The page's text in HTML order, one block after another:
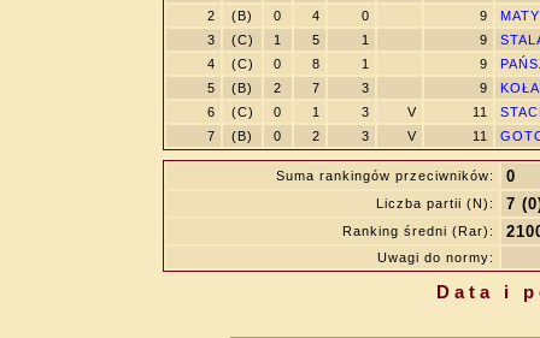
2
(B) 0 4 0 9
3
(C) 1 5 1 9
4
(C) 0 8 1 9
5
(B) 2 7 3 9
6
(C) 0 1 3 V 11
7
(B) 0 2 3 V 11
Suma rankingów przeciwników: 0
Liczba partii (N): 7
Ranking średni (Rar):
Uwagi do normy:
Data i